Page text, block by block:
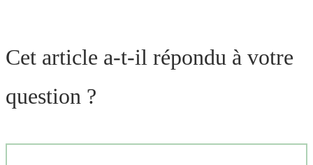
Cet article a-t-il répondu à votre
question ?